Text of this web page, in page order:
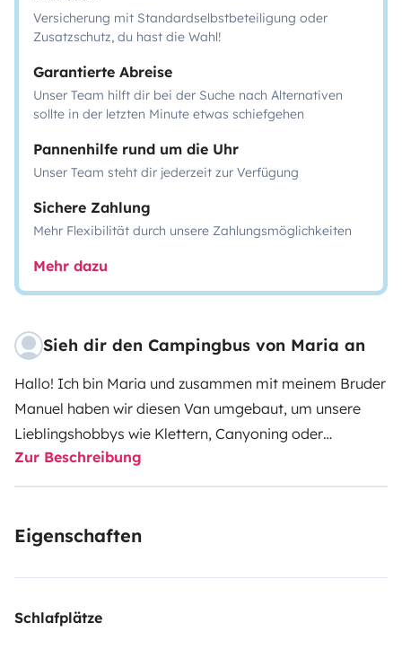
Versicherung mit Standardselbstbeteiligung oder
Zusatzschutz, du hast die Wahl!
Garantierte Abreise
Unser Team hilft dir bei der Suche nach Alternativen
sollte in der letzten Minute etwas schiefgehen
Pannenhilfe rund um die Uhr
Unser Team steht dir jederzeit zur Verfügung
Sichere Zahlung
Mehr Flexibilität durch unsere Zahlungsmöglichkeiten
Mehr dazu
Sieh dir den Campingbus von Maria an
Hallo! Ich bin Maria und zusammen mit meinem Bruder
Manuel haben wir diesen Van umgebaut, um unsere
Lieblingshobbys wie Klettern, Canyoning oder
Orientierung auf ein neues Level zu bringen. Jetzt
kannst du derjenige sein, der neue Abenteuer mit
ausgestattet, um dir alles zu bieten, was du auf deiner
1,10x1,90 (2 Personen) Bett verwandeln lässt, mit einer
Zur Beschreibung
Eigenschaften
Schlafplätze